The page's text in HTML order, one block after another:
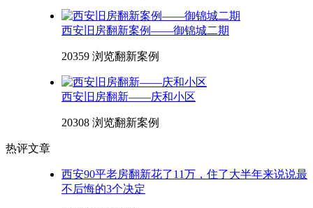
西安旧房翻新案例——御锦城二期
20359 浏览翻新案例
西安旧房翻新——庆和小区
20308 浏览翻新案例
热评文章
西安90平老房翻新花了11万，住了大半年来说说最
不后悔的3个决定